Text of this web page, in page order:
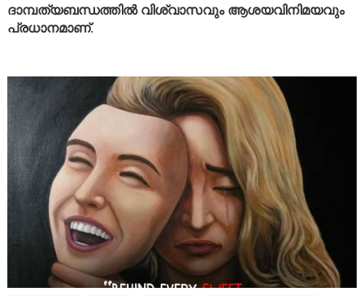
ദാമ്പത്യബന്ധത്തിൽ വിശ്വാസവും ആശയവിനിമയവും
പ്രധാനമാണ്.